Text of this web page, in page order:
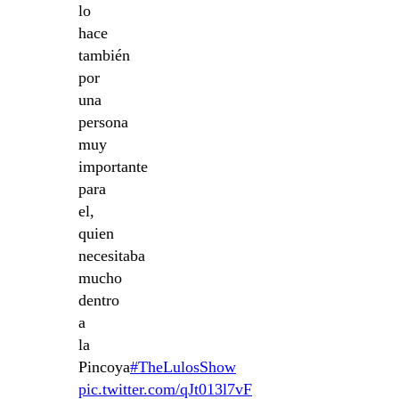
lo
hace
también
por
una
persona
muy
importante
para
el,
quien
necesitaba
mucho
dentro
a
la
Pincoya#TheLulosShow
pic.twitter.com/qJt013l7vF